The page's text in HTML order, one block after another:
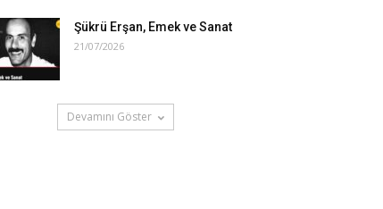
Şükrü Erşan, Emek ve Sanat
21/07/2026
Devamını Göster